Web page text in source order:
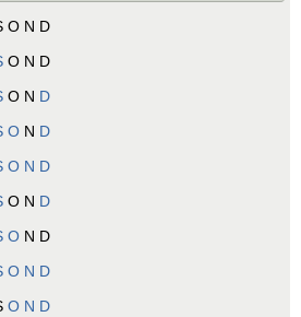
O N D
O N D
O N D
O N D
O N D
O N D
O N D
O N D
O N D